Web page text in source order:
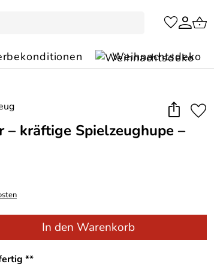
Weihnachtsdeko
– kräftige Spielzeughupe –
In den Warenkorb
**